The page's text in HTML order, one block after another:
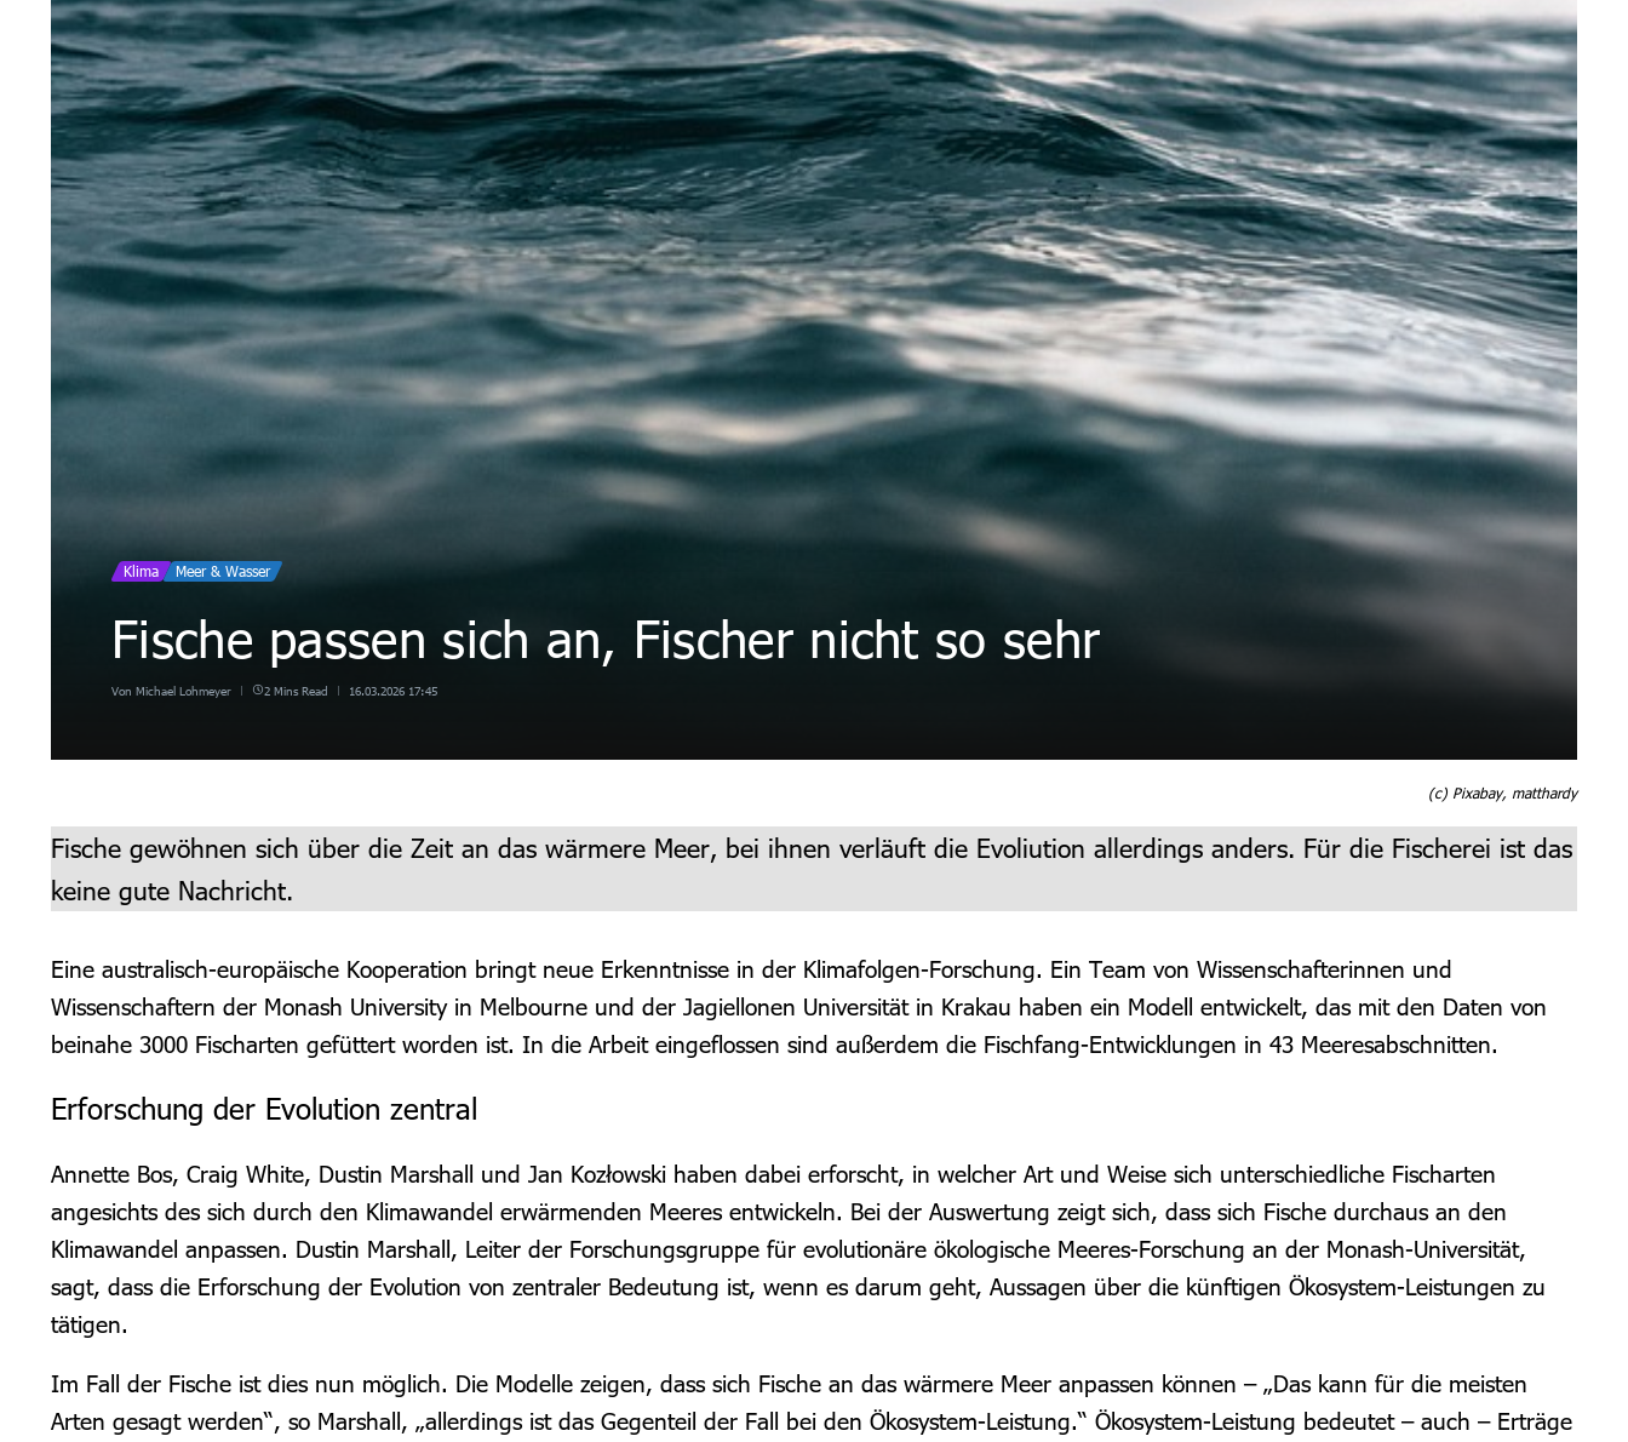
Klima Meer & Wasser
Fische passen sich an, Fischer nicht so sehr
Von Michael Lohmeyer 2 Mins Read 16.03.2026 17:45
(c) Pixabay, matthardy
Fische gewöhnen sich über die Zeit an das wärmere Meer, bei ihnen verläuft die Evoliution allerdings anders. Für die Fischerei ist das
keine gute Nachricht.
Eine australisch-europäische Kooperation bringt neue Erkenntnisse in der Klimafolgen-Forschung. Ein Team von Wissenschafterinnen und
Wissenschaftern der Monash University in Melbourne und der Jagiellonen Universität in Krakau haben ein Modell entwickelt, das mit den Daten von
beinahe 3000 Fischarten gefüttert worden ist. In die Arbeit eingeflossen sind außerdem die Fischfang-Entwicklungen in 43 Meeresabschnitten.
Erforschung der Evolution zentral
Annette Bos, Craig White, Dustin Marshall und Jan Kozłowski haben dabei erforscht, in welcher Art und Weise sich unterschiedliche Fischarten
angesichts des sich durch den Klimawandel erwärmenden Meeres entwickeln. Bei der Auswertung zeigt sich, dass sich Fische durchaus an den
Klimawandel anpassen. Dustin Marshall, Leiter der Forschungsgruppe für evolutionäre ökologische Meeres-Forschung an der Monash-Universität,
sagt, dass die Erforschung der Evolution von zentraler Bedeutung ist, wenn es darum geht, Aussagen über die künftigen Ökosystem-Leistungen zu
tätigen.
Im Fall der Fische ist dies nun möglich. Die Modelle zeigen, dass sich Fische an das wärmere Meer anpassen können – „Das kann für die meisten
Arten gesagt werden“, so Marshall, „allerdings ist das Gegenteil der Fall bei den Ökosystem-Leistung.“ Ökosystem-Leistung bedeutet – auch – Erträge